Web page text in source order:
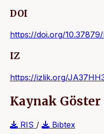
DOI
https://doi.org/
IZ
https://izlik.org/
Kaynak Göster
RIS /
Bibtex